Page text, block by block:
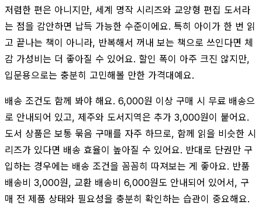
저렴한 편은 아니지만, 세계 명작 시리즈와 교양형 편집 도서라
는 점을 감안하면 납득 가능한 수준이에요. 특히 아이가 한 번 읽
고 끝나는 책이 아니라, 반복해서 꺼내 보는 책으로 쓰인다면 체
감 가성비는 더 좋아질 수 있어요. 할인 폭이 아주 크진 않지만,
입문용으로는 충분히 고민해볼 만한 가격대예요.
배송 조건도 함께 봐야 해요. 6,000원 이상 구매 시 무료 배송으
로 안내되어 있고, 제주와 도서지역은 추가 3,000원이 붙어요.
도서 상품은 보통 묶음 구매를 자주 하므로, 함께 읽을 비슷한 시
리즈가 있다면 배송 효율이 높아질 수 있어요. 반대로 단권만 구
입하는 경우에는 배송 조건을 꼼꼼히 따져보는 게 좋아요. 반품
배송비 3,000원, 교환 배송비 6,000원도 안내되어 있어서, 구
매 전 제품 상태와 필요성을 충분히 확인하는 습관이 중요해요.